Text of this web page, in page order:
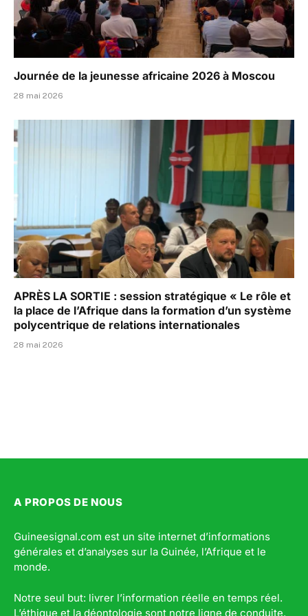
Journée de la jeunesse africaine 2026 à Moscou
28 mai 2026
APRÈS LA SORTIE : session stratégique « Le rôle et
la place de l’Afrique dans la formation d’un système
polycentrique de relations internationales
28 mai 2026
A PROPOS DE NOUS
Guineesignal.com est un site internet d’informations
générales et d’analyses sur la Guinée, l’Afrique et le
monde.
Notre seul but: livrer l’information réelle en temps réel.
L’éthique et la déontologie sont notre ligne de conduite.